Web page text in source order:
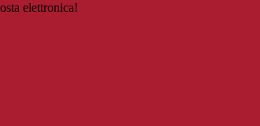
elettronica!